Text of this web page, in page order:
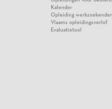
Kalender
Opleiding werkzoekenden
Vlaams opleidingsverlof
Evaluatietool